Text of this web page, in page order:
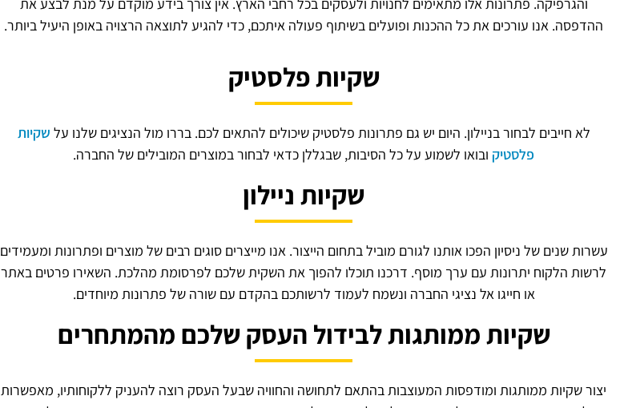
ההדפסה. אנו עורכים את כל ההכנות ופועלים בשיתוף פעולה איתכם, כדי להגיע לתוצאה הרצויה באופן היעיל ביותר.
שקיות פלסטיק
לא חייבים לבחור בניילון. היום יש גם פתרונות פלסטיק שיכולים להתאים לכם. בררו מול הנציגים שלנו על שקיות
פלסטיק ובואו לשמוע על כל הסיבות, שבגללן כדאי לבחור במוצרים המובילים של החברה.
שקיות ניילון
עשרות שנים של ניסיון הפכו אותנו לגורם מוביל בתחום הייצור. אנו מייצרים סוגים רבים של מוצרים ופתרונות ומעמידים
לרשות הלקוח יתרונות עם ערך מוסף. דרכנו תוכלו להפוך את השקית שלכם לפרסומת מהלכת. השאירו פרטים באתר
או חייגו אל נציגי החברה ונשמח לעמוד לרשותכם בהקדם עם שורה של פתרונות מיוחדים.
שקיות ממותגות לבידול העסק שלכם מהמתחרים
יצור שקיות ממותגות ומודפסות המעוצבות בהתאם לתחושה והחוויה שבעל העסק רוצה להעניק ללקוחותיו, מאפשרות